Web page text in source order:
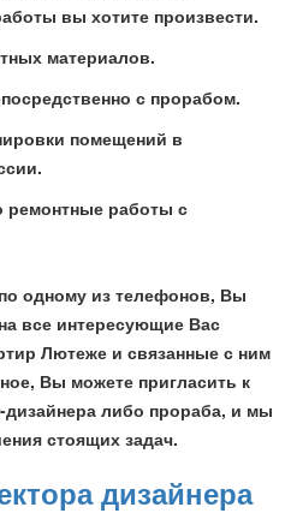
вы хотите произвести.
материалов.
с прорабом.
помещений в
ремонтные работы с
одному из телефонов, Вы
все интересующие Вас
Лютеже и связанные с ним
Вы можете пригласить к
дизайнера либо прораба, и мы
стоящих задач.
дизайнера